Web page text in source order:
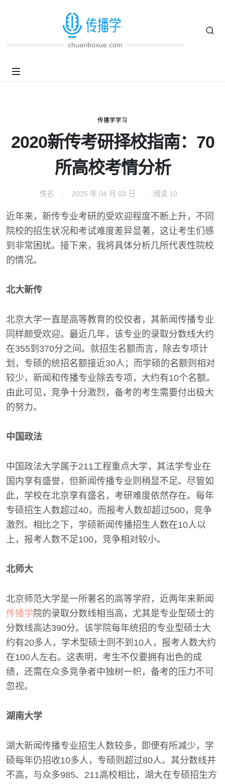
chuanboxue.com
传播学学习
2020新传考研择校指南：70
所高校考情分析
佚名 2025 年 04 月 03 日 阅读 10
近年来，新传专业考研的受欢迎程度不断上升，不同
院校的招生状况和考试难度差异显著，这让考生们感
到非常困扰。接下来，我将具体分析几所代表性院校
的情况。
北大新传
北京大学一直是高等教育的佼佼者，其新闻传播专业
同样颇受欢迎。最近几年，该专业的录取分数线大约
在355到370分之间。就招生名额而言，除去专项计
划，专硕的统招名额接近30人；而学硕的名额则相对
较少，新闻和传播专业除去专项，大约有10个名额。
由此可见，竞争十分激烈，备考的考生需要付出极大
的努力。
中国政法
中国政法大学属于211工程重点大学，其法学专业在
国内享有盛誉，但新闻传播专业则稍显不足。尽管如
此，学校在北京享有盛名，考研难度依然存在。每年
专硕招生人数超过40，而报考人数却超过500，竞争
激烈。相比之下，学硕新闻传播招生人数在10人以
上，报考人数不足100，竞争相对较小。
北师大
北京师范大学是一所著名的高等学府，近两年来新闻
传播学 院的录取分数线相当高，尤其是专业型硕士的
分数线高达390分。该学院每年统招的专业型硕士大
约有20多人，学术型硕士则不到10人，报考人数大约
在100人左右。这表明，考生不仅要拥有出色的成
绩，还需在众多竞争者中独树一帜，备考的压力不可
忽视。
湖南大学
湖大新闻传播专业招生人数较多，即便有所减少，学
硕每年仍招收10多人，专硕则超过80人。其分数线并
不高，与众多985、211高校相比，湖大在专硕招生方